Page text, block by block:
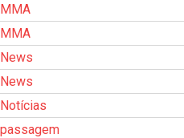
MMA
MMA
News
News
Notícias
passagem